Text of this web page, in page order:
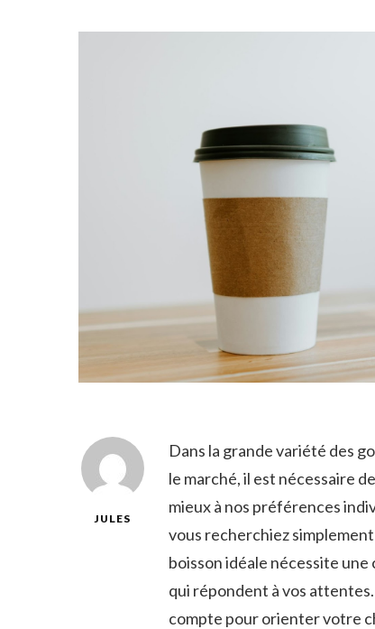
JULES
Dans la grande variété des
le marché, il est nécessaire
mieux à nos préférences
vous recherchiez
boisson idéale nécessite
qui répondent à vos
compte pour orienter votre